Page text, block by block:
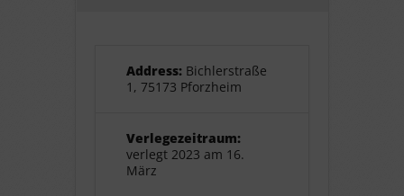
Address: Bichlerstraße
1, 75173 Pforzheim
Verlegezeitraum:
verlegt 2023 am 16.
März